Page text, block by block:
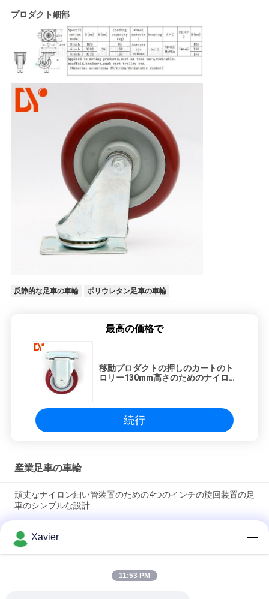
プロダクト細部
反静的な足車の車輪 ポリウレタン足車の車輪
最高の価格で
移動プロダクトの押しのカートのト
ロリー130mm高さのためのナイロン
続行
産業足車の車輪
頑丈なナイロン細い管装置のための4つのインチの旋回装置の足
車のシンプルな設計
3インチの頑丈な旋回装置の足車、ブレーキが付いている普遍的
な反静的な足車の車輪
コンパウンドワイヤーロッド 丸チューブロッド ブレーキホイー
Xavier
11:53 PM